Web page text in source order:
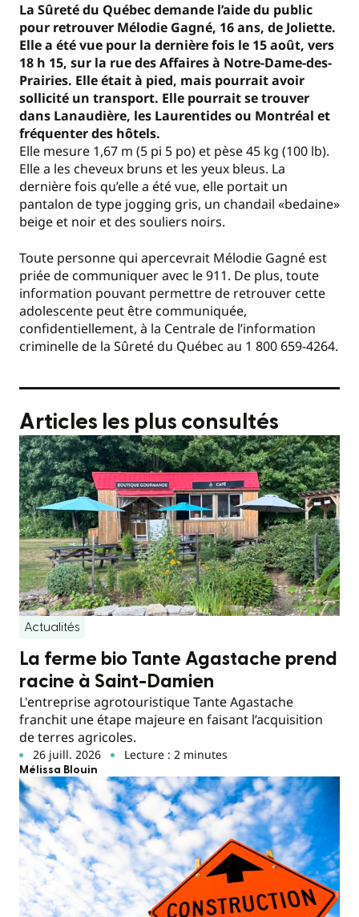
La Sûreté du Québec demande l’aide du public
pour retrouver Mélodie Gagné, 16 ans, de Joliette.
Elle a été vue pour la dernière fois le 15 août, vers
18 h 15, sur la rue des Affaires à Notre-Dame-des-
Prairies. Elle était à pied, mais pourrait avoir
sollicité un transport. Elle pourrait se trouver
dans Lanaudière, les Laurentides ou Montréal et
fréquenter des hôtels.
Elle mesure 1,67 m (5 pi 5 po) et pèse 45 kg (100 lb).
Elle a les cheveux bruns et les yeux bleus. La
dernière fois qu’elle a été vue, elle portait un
pantalon de type jogging gris, un chandail «bedaine»
beige et noir et des souliers noirs.
Toute personne qui apercevrait Mélodie Gagné est
priée de communiquer avec le 911. De plus, toute
information pouvant permettre de retrouver cette
adolescente peut être communiquée,
confidentiellement, à la Centrale de l’information
criminelle de la Sûreté du Québec au 1 800 659-4264.
Articles les plus consultés
Actualités
La ferme bio Tante Agastache prend
racine à Saint-Damien
L'entreprise agrotouristique Tante Agastache
franchit une étape majeure en faisant l’acquisition
de terres agricoles.
26 juill. 2026 Lecture : 2 minutes
Mélissa Blouin